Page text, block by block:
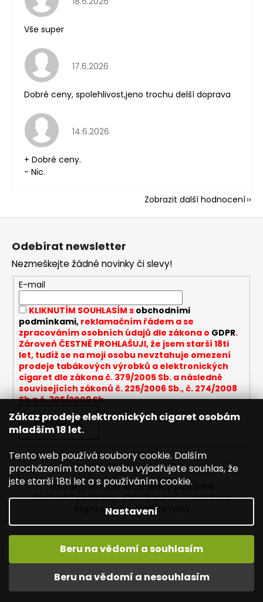
Zákaz prodeje elektronických cigaret osobám
mladším 18 let.
Tento web používá soubory cookie. Dalším
procházením tohoto webu vyjadřujete souhlas, že
jste starší 18ti let a s používáním cookie.
Nastavení
Beru na vědomí a nesouhlasím
Beru na vědomí a souhlasím
Vítejte ve světě INNOKIN. Nabízíme Vám to nejlepší ze světa
vapingu. DORUČENÍ ZDARMA nad 1000,- kč / 50 EURO!
Vše super
Hodnocení obchodu je 5 z 5 hvězdiček.
17.6.2026
Dobré ceny, spolehlivost,jeno trochu delší doprava
Hodnocení obchodu je 5 z 5 hvězdiček.
14.6.2026
+ Dobré ceny.
- Nic.
Zobrazit další hodnocení
Odebírat newsletter
Nezmeškejte žádné novinky či slevy!
E-mail
KLIKNUTÍM SOUHLASÍM s obchodními
podmínkami,reklamačním řádem a se
zpracováním osobních údajů dle zákona o GDPR.
Zároveň ČESTNĚ PROHLAŠUJI, že jsem starší 18ti
let, tudíž se na moji osobu nevztahuje omezení
prodeje tabákových výrobků a elektronických
cigaret dle zákona č. 379/2005 Sb. a následně
souvisejících zákonů č. 225/2006 Sb., č. 274/2008
Sb a č. 305/2009 Sb.
PŘIHLÁSIT SE
Kontakty INNOKIN Dopravné / poštovné
Obchodní podmínky Slovník pojmů Reklamace
Mapa serveru Napište nám
Vytvořil Shoptet
Copyright 2026INNOKIN - Specialista na e-cigarety.
Všechna práva vyhrazena. Upravit nastavení cookies